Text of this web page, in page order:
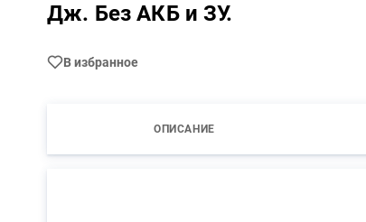
Дж. Без АКБ и ЗУ.
В избранное
ОПИСАНИЕ